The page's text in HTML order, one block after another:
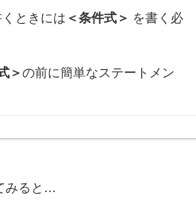
ときには ＜条件式＞ を書く必
＞の前に簡単なステートメン
みると…